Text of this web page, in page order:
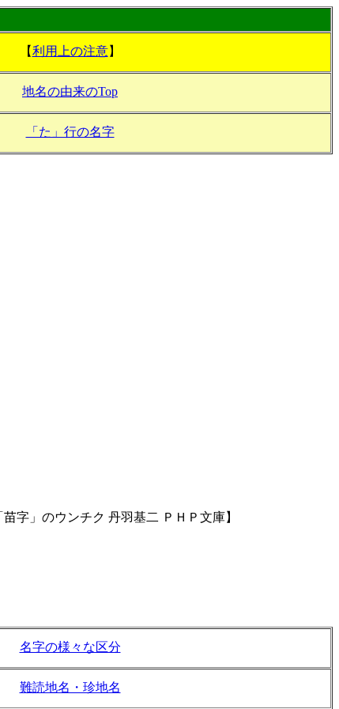
【利用上の注意】
地名の由来のTop
「た」行の名字
字」のウンチク 丹羽基二 ＰＨＰ文庫】
名字の様々な区分
難読地名・珍地名